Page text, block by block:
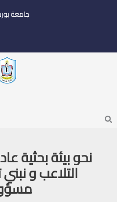
جامعة
Search
نحو بيئة بحثية
التلاعب و